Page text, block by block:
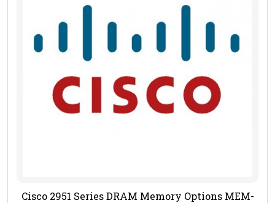
Cisco 2951 Series DRAM Memory Options MEM-